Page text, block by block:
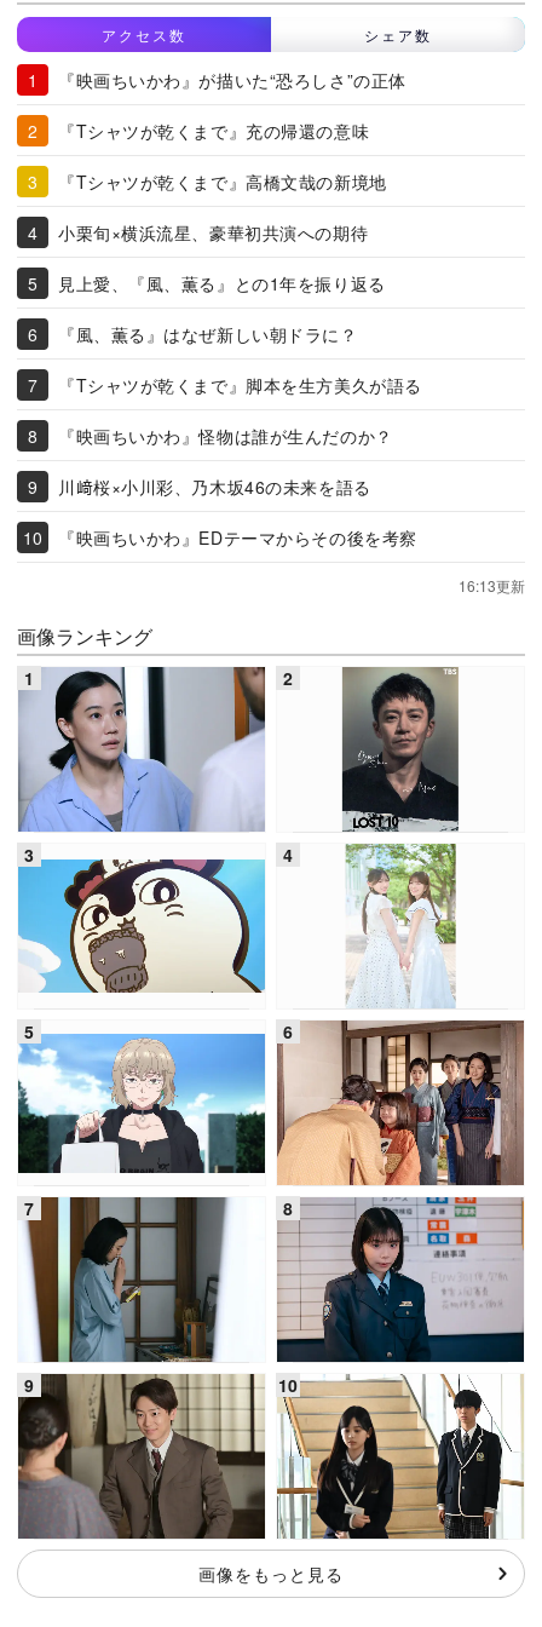
アクセス数 シェア数
『映画ちいかわ』が描いた“恐ろしさ”の正体
『Tシャツが乾くまで』充の帰還の意味
『Tシャツが乾くまで』高橋文哉の新境地
小栗旬×横浜流星、豪華初共演への期待
見上愛、『風、薫る』との1年を振り返る
『風、薫る』はなぜ新しい朝ドラに？
『Tシャツが乾くまで』脚本を生方美久が語る
『映画ちいかわ』怪物は誰が生んだのか？
川﨑桜×小川彩、乃木坂46の未来を語る
『映画ちいかわ』EDテーマからその後を考察
16:13更新
画像ランキング
画像をもっと見る